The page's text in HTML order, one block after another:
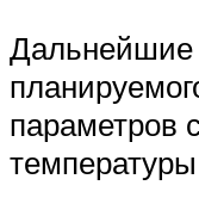
Дальнейшие
параметров